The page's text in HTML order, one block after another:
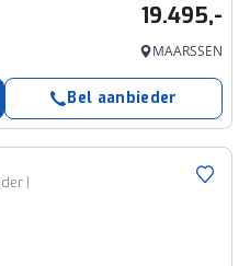
19.495,-
MAARSSEN
Bel aanbieder
|